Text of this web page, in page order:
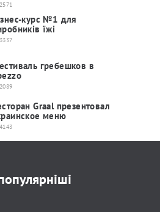
2571
курс №1 для
їжі
3337
гребешков в
2089
Graal презентовал
меню
4143